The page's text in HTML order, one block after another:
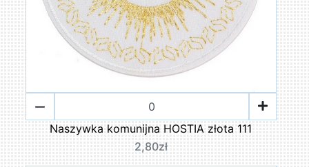
Naszywka komunijna HOSTIA złota 111
2,80zł